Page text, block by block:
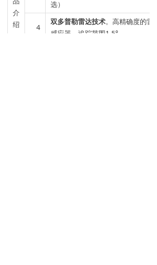
介
绍
选）
4
双多普勒雷达技术。高精确度的雷达
感应器，追踪范围1.5°